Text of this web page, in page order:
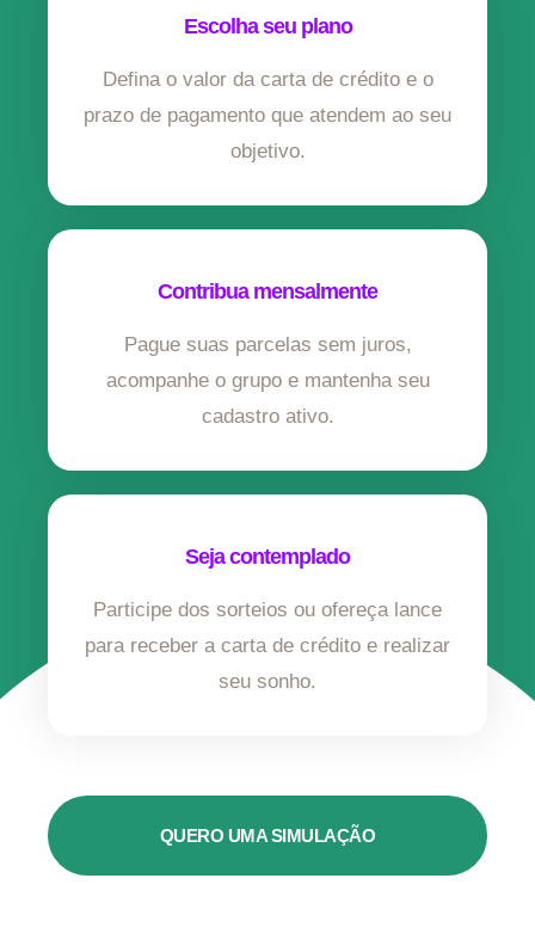
Escolha seu plano
Defina o valor da carta de crédito e o
prazo de pagamento que atendem ao seu
objetivo.
Contribua mensalmente
Pague suas parcelas sem juros,
acompanhe o grupo e mantenha seu
cadastro ativo.
Seja contemplado
Participe dos sorteios ou ofereça lance
para receber a carta de crédito e realizar
seu sonho.
QUERO UMA SIMULAÇÃO